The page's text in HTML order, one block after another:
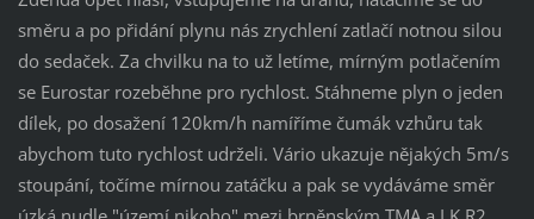
směru a po přidání plynu nás zrychlení zatlačí notnou silou
do sedaček. Za chvilku na to už letíme, mírným potlačením
se Eurostar rozeběhne pro rychlost. Stáhneme plyn o jeden
dílek, po dosažení 120km/h namíříme čumák vzhůru tak
abychom tuto rychlost udrželi. Vário ukazuje nějakých 5m/s
stoupání, točíme mírnou zatáčku a pak se vydáváme směr